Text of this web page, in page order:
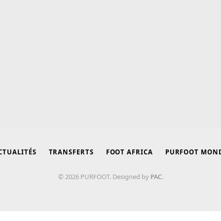
TRANSFERTS FOOT AFRICA PURFOOT
© 2026 PURFOOT. Designed by PAC.